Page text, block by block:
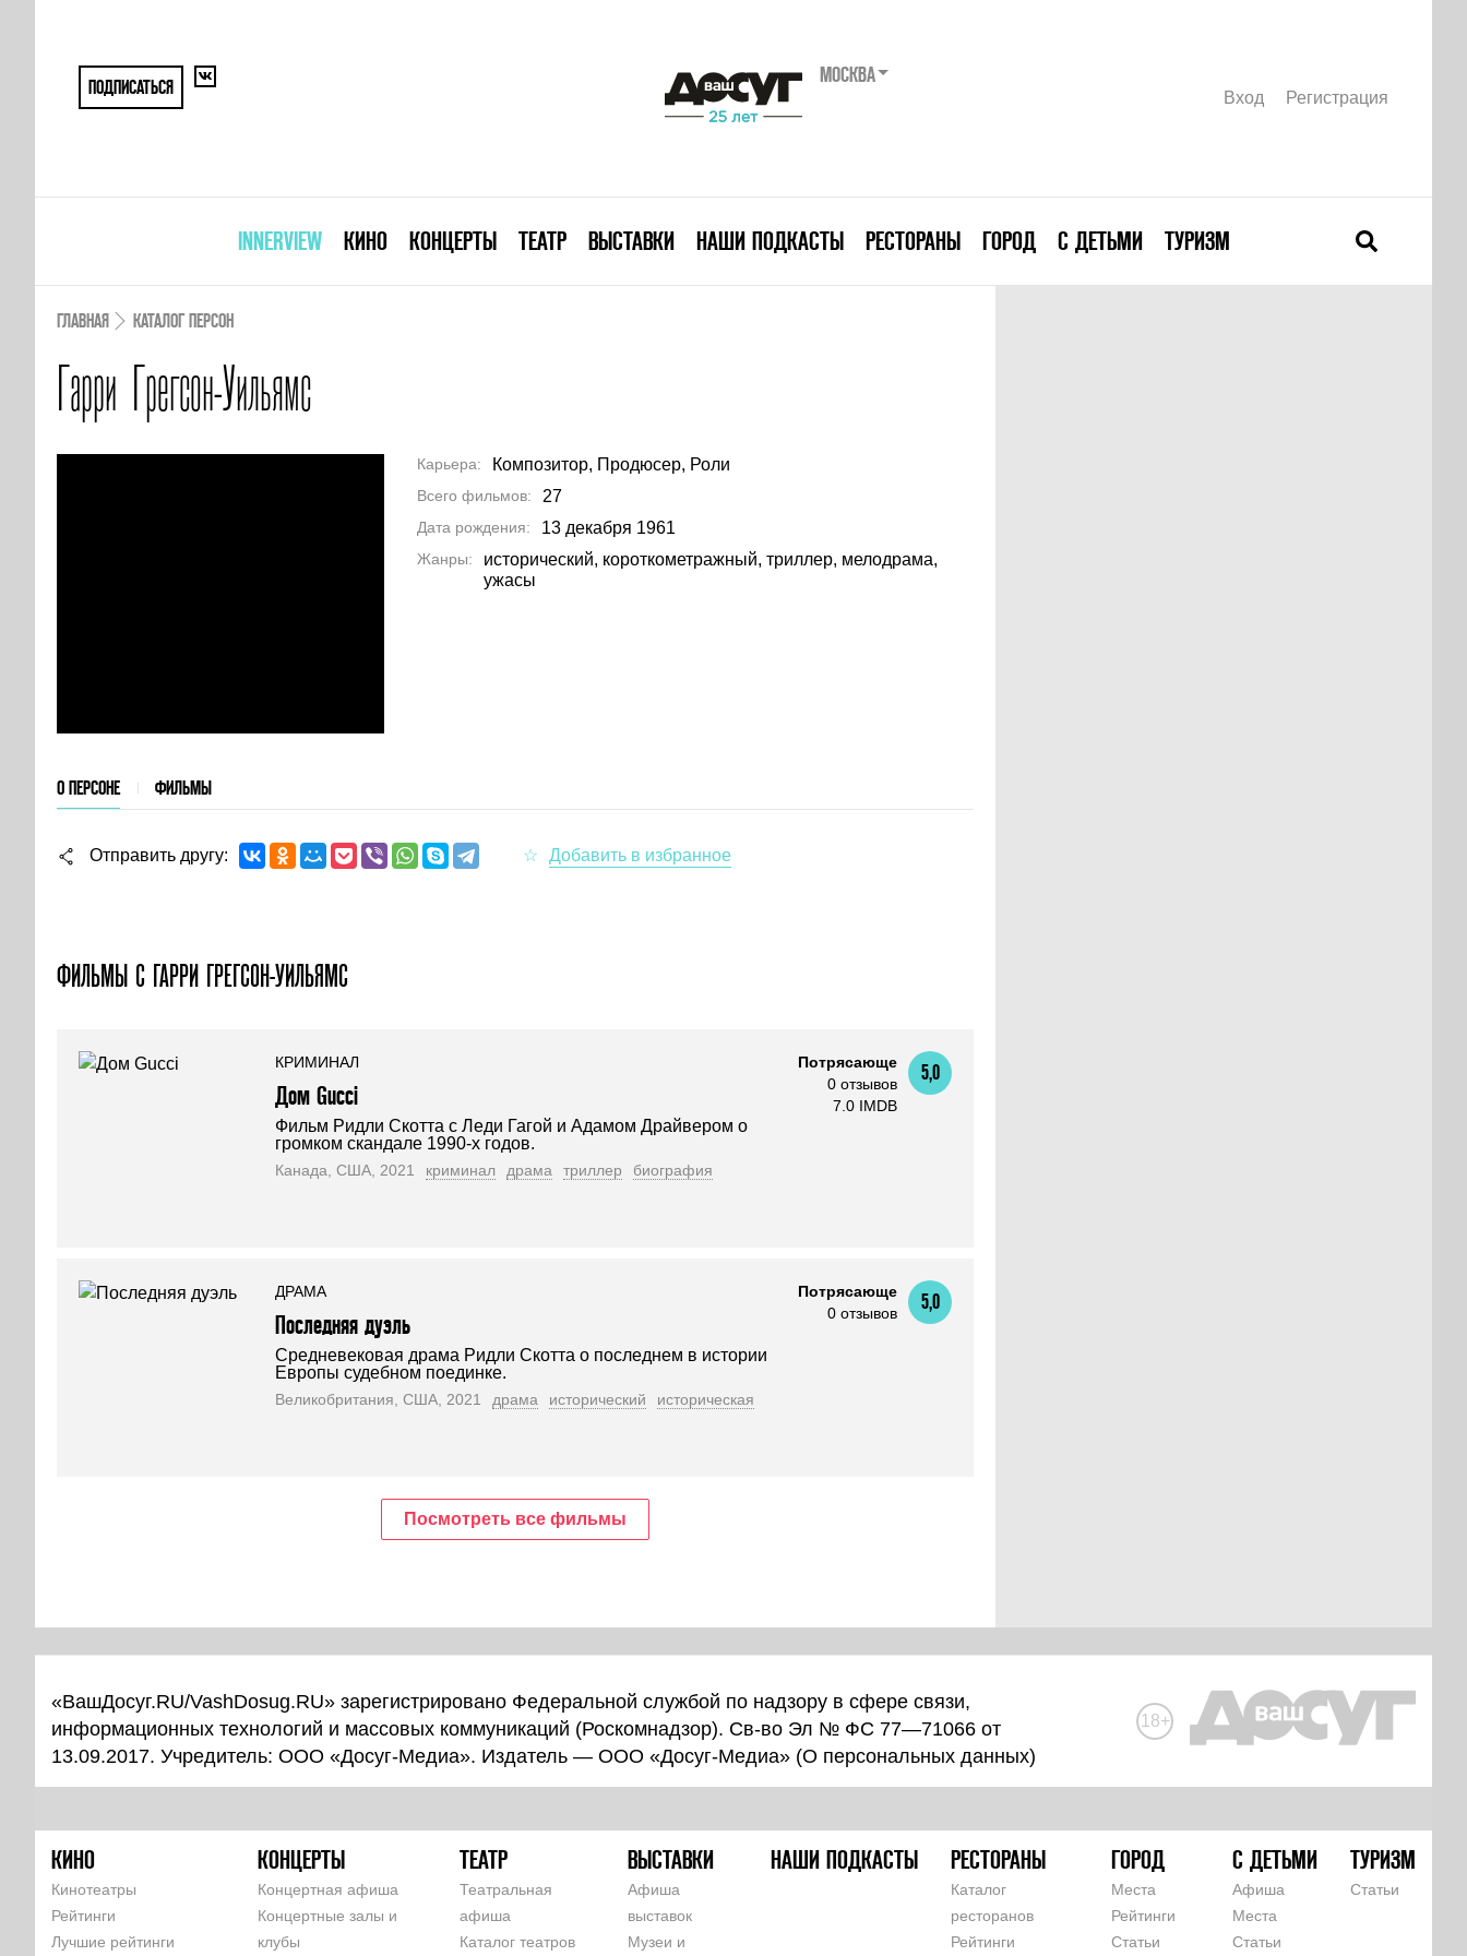
ПОДПИСАТЬСЯ
МОСКВА
Вход Регистрация
INNERVIEW КИНО КОНЦЕРТЫ ТЕАТР ВЫСТАВКИ НАШИ ПОДКАСТЫ РЕСТОРАНЫ ГОРОД С ДЕТЬМИ ТУРИЗМ
ГЛАВНАЯ КАТАЛОГ ПЕРСОН
Гарри Грегсон-Уильямс
Карьера Композитор, Продюсер, Роли
Всего фильмов 27
Дата рождения 13 декабря 1961
Жанры
исторический, короткометражный, триллер, мелодрама,
ужасы
О ПЕРСОНЕ ФИЛЬМЫ
Отправить другу
ФИЛЬМЫ С ГАРРИ ГРЕГСОН-УИЛЬЯМС
КРИМИНАЛ
Дом Gucci
Фильм Ридли Скотта с Леди Гагой и Адамом Драйвером о
громком скандале 1990-х годов.
Канада, США, 2021 криминал драма триллер биография
Потрясающе
0 отзывов
7.0 IMDB
5,0
ДРАМА
Последняя дуэль
Средневековая драма Ридли Скотта о последнем в истории
Европы судебном поединке.
Великобритания, США, 2021 драма исторический историческая
Потрясающе
0 отзывов
5,0
Посмотреть все фильмы
«ВашДосуг.RU/VashDosug.RU» зарегистрировано Федеральной службой по надзору в сфере связи,
информационных технологий и массовых коммуникаций (Роскомнадзор). Св-во Эл № ФС 77—71066 от
13.09.2017. Учредитель: ООО «Досуг-Медиа». Издатель — ООО «Досуг-Медиа» (О персональных данных)
18+
КИНО
Кинотеатры
Рейтинги
Лучшие рейтинги
КОНЦЕРТЫ
Концертная афиша
Концертные залы и
клубы
ТЕАТР
Театральная
афиша
Каталог театров
ВЫСТАВКИ
Афиша
выставок
Музеи и
НАШИ ПОДКАСТЫ РЕСТОРАНЫ
Каталог
ресторанов
Рейтинги
ГОРОД
Места
Рейтинги
Статьи
С ДЕТЬМИ
Афиша
Места
Статьи
ТУРИЗМ
Статьи